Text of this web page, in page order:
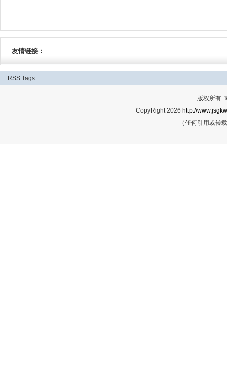
友情链接：
RSS Tags
版权所有:
CopyRight 2026 http://
（任何引用或转